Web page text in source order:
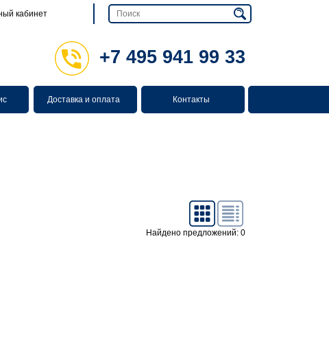
кабинет
+7 495 941 99 33
Доставка и оплата Контакты
Найдено предложений: 0